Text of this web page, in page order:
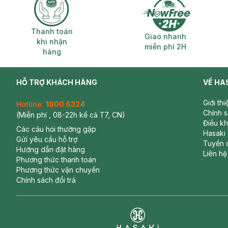
Thanh toán khi nhận hàng
Thanh toán
khi nhận
hàng
Giao nhanh
Giao nhanh
miễn phí 2H
HỖ TRỢ KHÁCH HÀNG
Hotline: 1800 6324
(Miễn phí , 08-22h kể cả T7, CN)
Các câu hỏi thường gặp
Gửi yêu cầu hỗ trợ
Hướng dẫn đặt hàng
Phương thức thanh toán
Phương thức vận chuyển
Chính sách đổi trả
VỀ
Giới
Chính
Điều
Hasaki
Tuyển
Liên hệ